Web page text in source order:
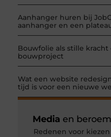
Aanhanger huren bij
aanhanger en een
Bouwfolie als stille kracht
bouwproject
Wat een website
tijd is voor een nieuwe
Media en
Redenen voor